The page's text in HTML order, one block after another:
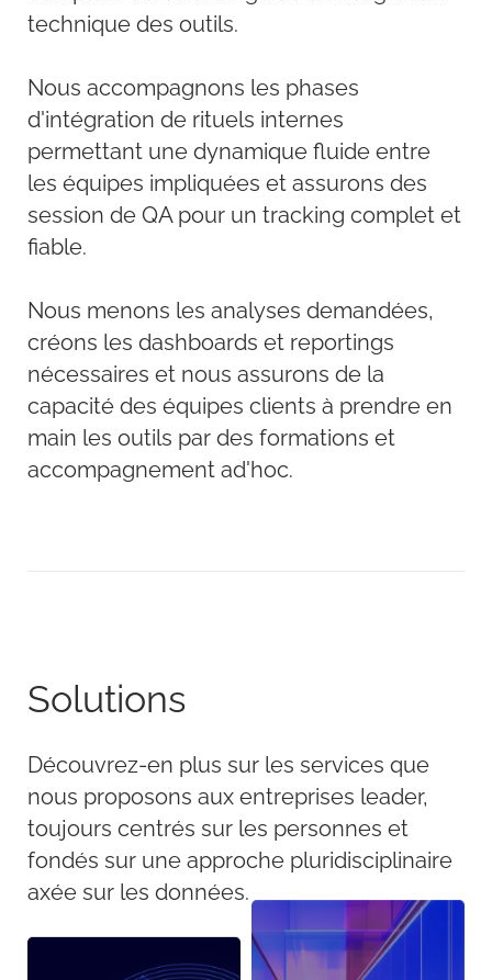
technique des outils.
Nous accompagnons les phases
d'intégration de rituels internes
permettant une dynamique fluide entre
les équipes impliquées et assurons des
session de QA pour un tracking complet et
fiable.
Nous menons les analyses demandées,
créons les dashboards et reportings
nécessaires et nous assurons de la
capacité des équipes clients à prendre en
main les outils par des formations et
accompagnement ad'hoc.
Solutions
Découvrez-en plus sur les services que
nous proposons aux entreprises leader,
toujours centrés sur les personnes et
fondés sur une approche pluridisciplinaire
axée sur les données.